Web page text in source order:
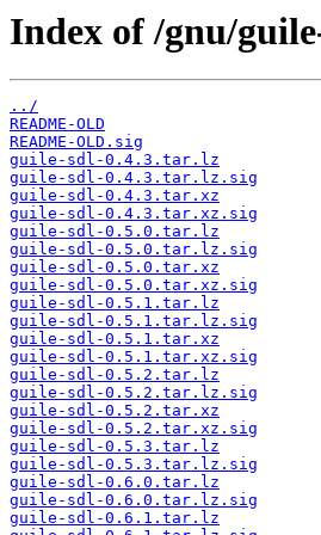
Index of /gnu/
../
README-OLD
README-OLD.sig
guile-sdl-0.4.3.tar.lz
guile-sdl-0.4.3.tar.lz.sig
guile-sdl-0.4.3.tar.xz
guile-sdl-0.4.3.tar.xz.sig
guile-sdl-0.5.0.tar.lz
guile-sdl-0.5.0.tar.lz.sig
guile-sdl-0.5.0.tar.xz
guile-sdl-0.5.0.tar.xz.sig
guile-sdl-0.5.1.tar.lz
guile-sdl-0.5.1.tar.lz.sig
guile-sdl-0.5.1.tar.xz
guile-sdl-0.5.1.tar.xz.sig
guile-sdl-0.5.2.tar.lz
guile-sdl-0.5.2.tar.lz.sig
guile-sdl-0.5.2.tar.xz
guile-sdl-0.5.2.tar.xz.sig
guile-sdl-0.5.3.tar.lz
guile-sdl-0.5.3.tar.lz.sig
guile-sdl-0.6.0.tar.lz
guile-sdl-0.6.0.tar.lz.sig
guile-sdl-0.6.1.tar.lz